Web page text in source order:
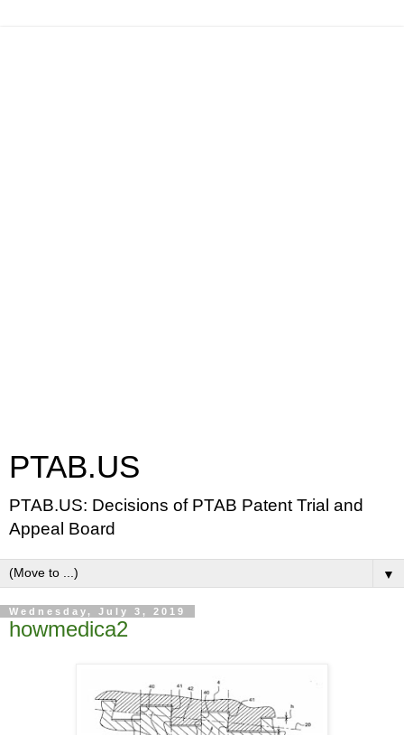
PTAB.US
PTAB.US: Decisions of PTAB Patent Trial and
Appeal Board
▼
Wednesday, July 3, 2019
howmedica2